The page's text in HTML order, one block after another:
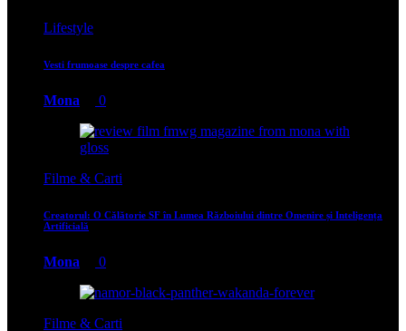
Lifestyle
Vesti frumoase despre cafea
Mona 0
Filme & Carti
Creatorul: O Călătorie SF în Lumea Războiului dintre Omenire și Inteligența
Artificială
Mona 0
Filme & Carti